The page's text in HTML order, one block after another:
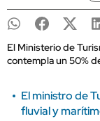
El Ministerio de
contempla un 50%
El ministro de
fluvial y